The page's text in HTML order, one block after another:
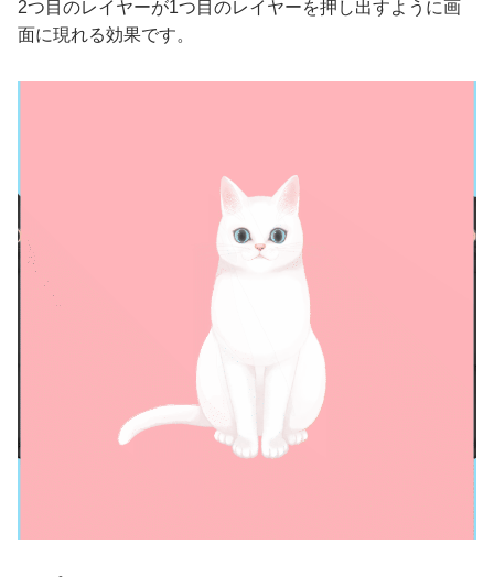
2つ目のレイヤーが1つ目のレイヤーを押し出すように画
面に現れる効果です。